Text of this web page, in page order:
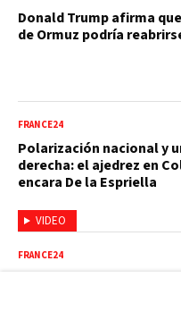
Donald Trump afirma
de Ormuz podría
VIDEO
FRANCE24
Polarización nacional y
derecha: el ajedrez en
encara De la Espriella
FRANCE24